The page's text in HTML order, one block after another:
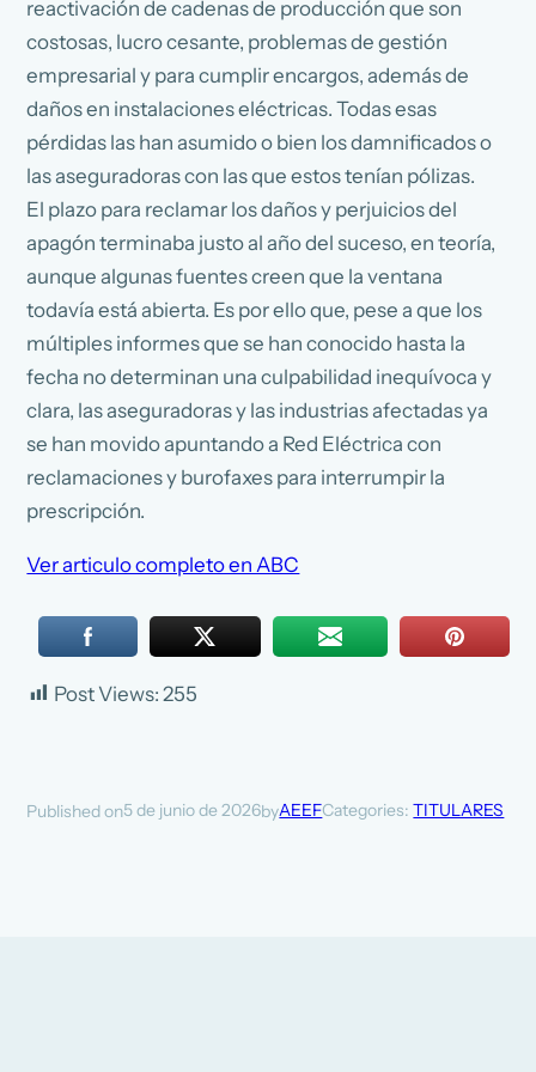
reactivación de cadenas de producción que son
costosas, lucro cesante, problemas de gestión
empresarial y para cumplir encargos, además de
daños en instalaciones eléctricas. Todas esas
pérdidas las han asumido o bien los damnificados o
las aseguradoras con las que estos tenían pólizas.
El plazo para reclamar los daños y perjuicios del
apagón terminaba justo al año del suceso, en teoría,
aunque algunas fuentes creen que la ventana
todavía está abierta. Es por ello que, pese a que los
múltiples informes que se han conocido hasta la
fecha no determinan una culpabilidad inequívoca y
clara, las aseguradoras y las industrias afectadas ya
se han movido apuntando a Red Eléctrica con
reclamaciones y burofaxes para interrumpir la
prescripción.
Ver articulo completo en ABC
Post Views: 255
Published on5 de junio de 2026byAEEFCategories:TITULARES